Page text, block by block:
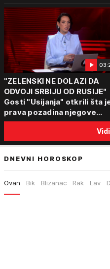
"ZELENSKI NE DOLAZI DA
ODVOJI SRBIJU OD RUSIJE"
Gosti "Usijanja" otkrili šta
prava pozadina njegove
posete Beogradu
DNEVNI HOROSKOP
Ovan Bik Blizanac Rak Lav